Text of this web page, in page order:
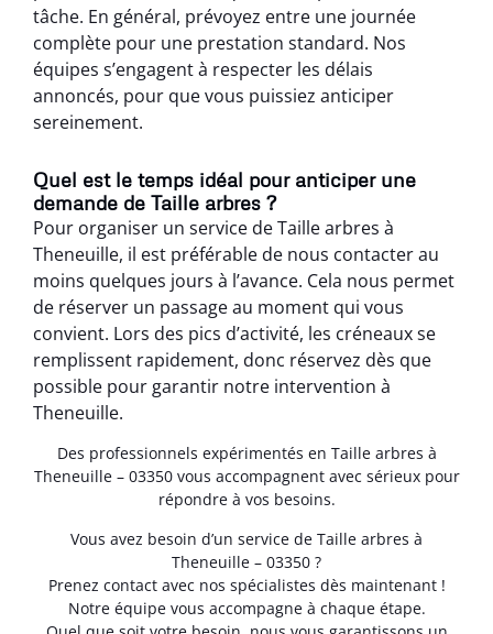
tâche. En général, prévoyez entre une journée
complète pour une prestation standard. Nos
équipes s’engagent à respecter les délais
annoncés, pour que vous puissiez anticiper
sereinement.
Quel est le temps idéal pour anticiper une
demande de Taille arbres ?
Pour organiser un service de Taille arbres à
Theneuille, il est préférable de nous contacter au
moins quelques jours à l’avance. Cela nous permet
de réserver un passage au moment qui vous
convient. Lors des pics d’activité, les créneaux se
remplissent rapidement, donc réservez dès que
possible pour garantir notre intervention à
Theneuille.
Des professionnels expérimentés en Taille arbres à
Theneuille – 03350 vous accompagnent avec sérieux pour
répondre à vos besoins.
Vous avez besoin d’un service de Taille arbres à
Theneuille – 03350 ?
Prenez contact avec nos spécialistes dès maintenant !
Notre équipe vous accompagne à chaque étape.